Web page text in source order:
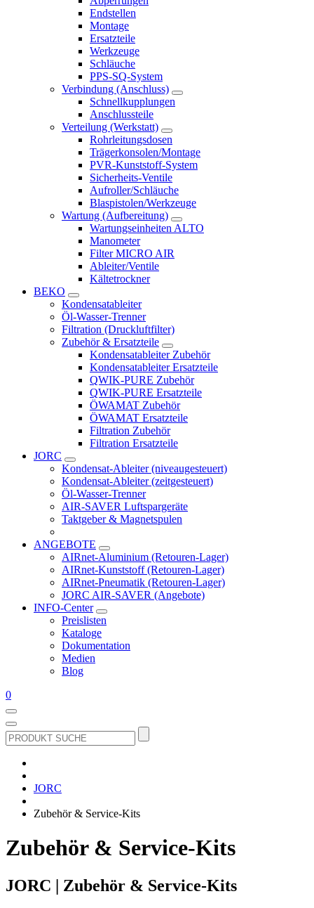
Endstellen
Montage
Ersatzteile
Werkzeuge
Schläuche
PPS-SQ-System
Verbindung (Anschluss)
Schnellkupplungen
Anschlussteile
Verteilung (Werkstatt)
Rohrleitungsdosen
Trägerkonsolen/Montage
PVR-Kunststoff-System
Sicherheits-Ventile
Aufroller/Schläuche
Blaspistolen/Werkzeuge
Wartung (Aufbereitung)
Wartungseinheiten ALTO
Manometer
Filter MICRO AIR
Ableiter/Ventile
Kältetrockner
BEKO
Kondensatableiter
Öl-Wasser-Trenner
Filtration (Druckluftfilter)
Zubehör & Ersatzteile
Kondensatableiter Zubehör
Kondensatableiter Ersatzteile
QWIK-PURE Zubehör
QWIK-PURE Ersatzteile
ÖWAMAT Zubehör
ÖWAMAT Ersatzteile
Filtration Zubehör
Filtration Ersatzteile
JORC
Kondensat-Ableiter (niveaugesteuert)
Kondensat-Ableiter (zeitgesteuert)
Öl-Wasser-Trenner
AIR-SAVER Luftspargeräte
Taktgeber & Magnetspulen
ANGEBOTE
AIRnet-Aluminium (Retouren-Lager)
AIRnet-Kunststoff (Retouren-Lager)
AIRnet-Pneumatik (Retouren-Lager)
JORC AIR-SAVER (Angebote)
INFO-Center
Preislisten
Kataloge
Dokumentation
Medien
Blog
0
Suchen
nach:
|
Druckluft-
Druckluftzubehör
JORC
Zubehör & Service-Kits
Zubehör & Service-Kits
JORC | Zubehör & Service-Kits